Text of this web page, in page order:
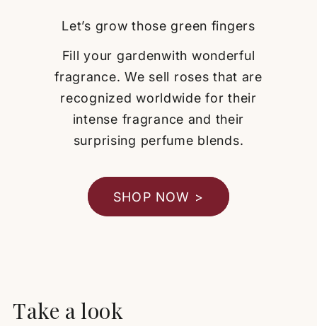
Let’s grow those green fingers
Fill your gardenwith wonderful
fragrance. We sell roses that are
recognized worldwide for their
intense fragrance and their
surprising perfume blends.
SHOP NOW >
Take a look